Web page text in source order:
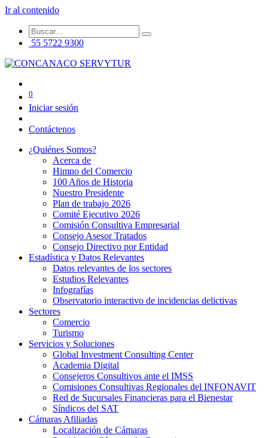
Ir al contenido
55 5722 9300
0
Iniciar sesión
Contáctenos
¿Quiénes Somos?
Acerca de
Himno del Comercio
100 Años de Historia
Nuestro Presidente
Plan de trabajo 2026
Comité Ejecutivo 2026
Comisión Consultiva Empresarial
Consejo Asesor Tratados
Consejo Directivo por Entidad
Estadística y Datos Relevantes
Datos relevantes de los sectores
Estudios Relevantes
Infografías
Observatorio interactivo de incidencias delictivas
Sectores
Comercio
Turismo
Servicios y Soluciones
Global Investment Consulting Center
Academia Digital
Consejeros Consultivos ante el IMSS
Comisiones Consultivas Regionales del INFONAVIT
Red de Sucursales Financieras para el Bienestar
Síndicos del SAT
Cámaras Afiliadas
Localización de Cámaras